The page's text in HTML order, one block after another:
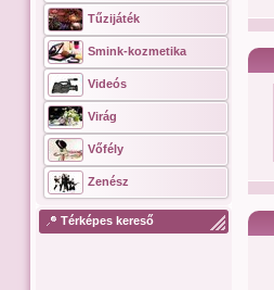
Tűzijáték
Smink-kozmetika
Videós
Virág
Vőfély
Zenész
Térképes kereső